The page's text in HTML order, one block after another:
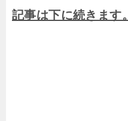
記事は下に続きます。